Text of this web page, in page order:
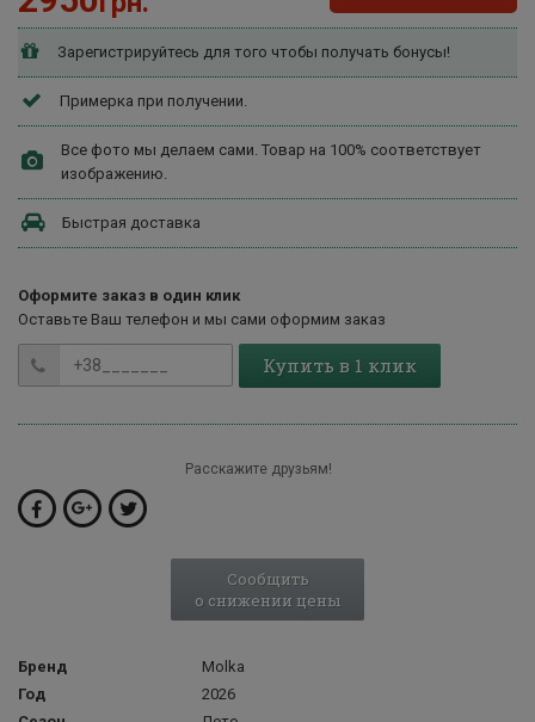
Зарегистрируйтесь для того чтобы получать бонусы!
Примерка при получении.
Все фото мы делаем сами. Товар на 100% соответствует
изображению.
Быстрая доставка
Оформите заказ в один клик
Оставьте Ваш телефон и мы сами оформим заказ
Купить в 1 клик
Расскажите друзьям!
Сообщить
о снижении цены
Бренд
Molka
Год
2026